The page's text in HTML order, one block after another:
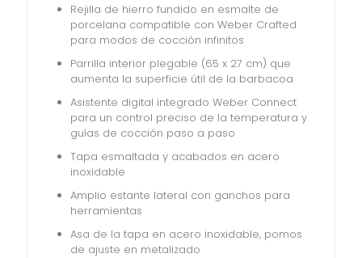
Rejilla de hierro fundido en esmalte de
porcelana compatible con Weber Crafted
para modos de cocción infinitos
Parrilla interior plegable (65 x 27 cm) que
aumenta la superficie útil de la barbacoa
Asistente digital integrado Weber Connect
para un control preciso de la temperatura y
guías de cocción paso a paso
Tapa esmaltada y acabados en acero
inoxidable
Amplio estante lateral con ganchos para
herramientas
Asa de la tapa en acero inoxidable, pomos
de ajuste en metalizado